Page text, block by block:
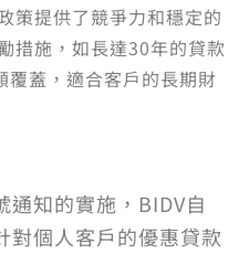
策提供了競爭力和穩定的
措施，如長達30年的貸款
蓋，適合客戶的長期財
知的實施，BIDV自
對個人客戶的優惠貸款